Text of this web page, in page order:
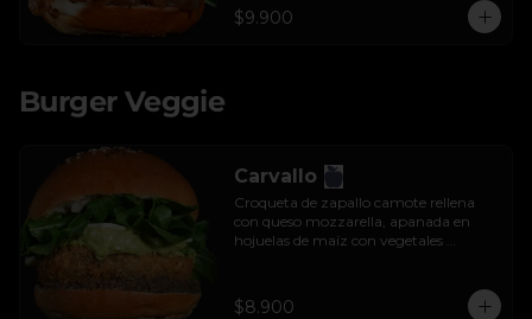
$9.900
Burger Veggie
Carvallo
Croqueta de zapallo camote rellena
con queso mozzarella, apanada en
hojuelas de maíz con vegetales
$8.900